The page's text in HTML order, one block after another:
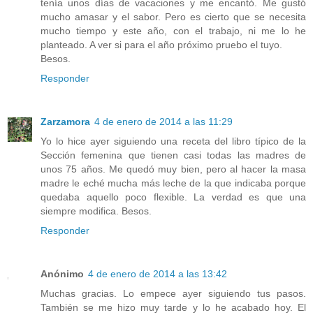
tenía unos días de vacaciones y me encantó. Me gustó
mucho amasar y el sabor. Pero es cierto que se necesita
mucho tiempo y este año, con el trabajo, ni me lo he
planteado. A ver si para el año próximo pruebo el tuyo.
Besos.
Responder
Zarzamora 4 de enero de 2014 a las 11:29
Yo lo hice ayer siguiendo una receta del libro típico de la
Sección femenina que tienen casi todas las madres de
unos 75 años. Me quedó muy bien, pero al hacer la masa
madre le eché mucha más leche de la que indicaba porque
quedaba aquello poco flexible. La verdad es que una
siempre modifica. Besos.
Responder
Anónimo 4 de enero de 2014 a las 13:42
Muchas gracias. Lo empece ayer siguiendo tus pasos.
También se me hizo muy tarde y lo he acabado hoy. El